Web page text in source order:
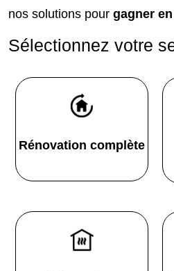
nos solutions pour gagner
Sélectionnez votre
Rénovation complète